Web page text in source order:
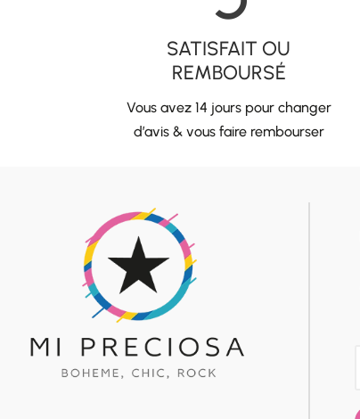
SATISFAIT OU
REMBOURSÉ
Vous avez 14 jours pour changer
d’avis & vous faire rembourser